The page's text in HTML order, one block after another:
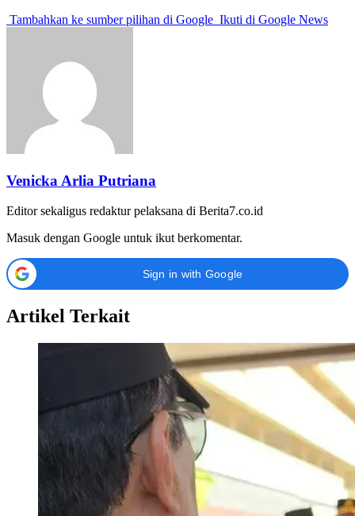
Tambahkan ke sumber pilihan di Google Ikuti di Google News
Venicka Arlia Putriana
Editor sekaligus redaktur pelaksana di Berita7.co.id
Masuk dengan Google untuk ikut berkomentar.
Sign in with Google
Artikel Terkait